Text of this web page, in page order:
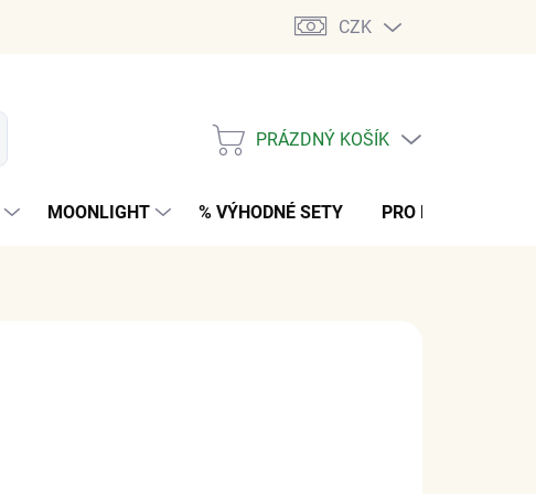
CZK
NÁKUPNÍ
PRÁZDNÝ KOŠÍK
MOONLIGHT % VÝHODNÉ SETY PRO MUŽE